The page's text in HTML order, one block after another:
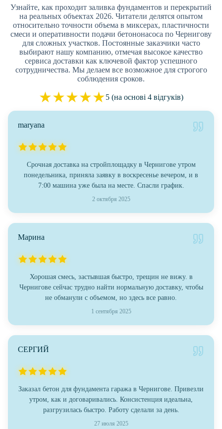
Узнайте, как проходит заливка фундаментов и перекрытий
на реальных объектах 2026. Читатели делятся опытом
относительно точности объема в миксерах, пластичности
смеси и оперативности подачи бетононасоса по Чернигову
для сложных участков. Постоянные заказчики часто
выбирают нашу компанию, отмечая высокое качество
сервиса доставки как ключевой фактор успешного
сотрудничества. Мы делаем все возможное для строгого
соблюдения сроков.
★★★★★5 (на основі 4 відгуків)
maryana
Срочная доставка на стройплощадку в Чернигове утром
понедельника, приняла заявку в воскресенье вечером, и в
7:00 машина уже была на месте. Спасли график.
2 октября 2025
Марина
Хорошая смесь, застывшая быстро, трещин не вижу. в
Чернигове сейчас трудно найти нормальную доставку, чтобы
не обманули с объемом, но здесь все равно.
1 сентября 2025
СЕРГИЙ
Заказал бетон для фундамента гаража в Чернигове. Привезли
утром, как и договаривались. Консистенция идеальна,
разгрузилась быстро. Работу сделали за день.
27 июля 2025